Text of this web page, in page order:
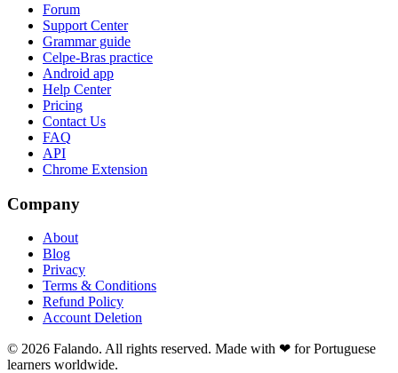
Forum
Support Center
Grammar guide
Celpe-Bras practice
Android app
Help Center
Pricing
Contact Us
FAQ
API
Chrome Extension
Company
About
Blog
Privacy
Terms & Conditions
Refund Policy
Account Deletion
© 2026 Falando. All rights reserved. Made with ❤ for Portuguese
learners worldwide.